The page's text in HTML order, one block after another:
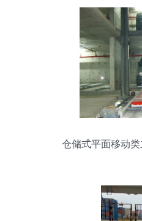
宁红昌智
仓储式平面移动